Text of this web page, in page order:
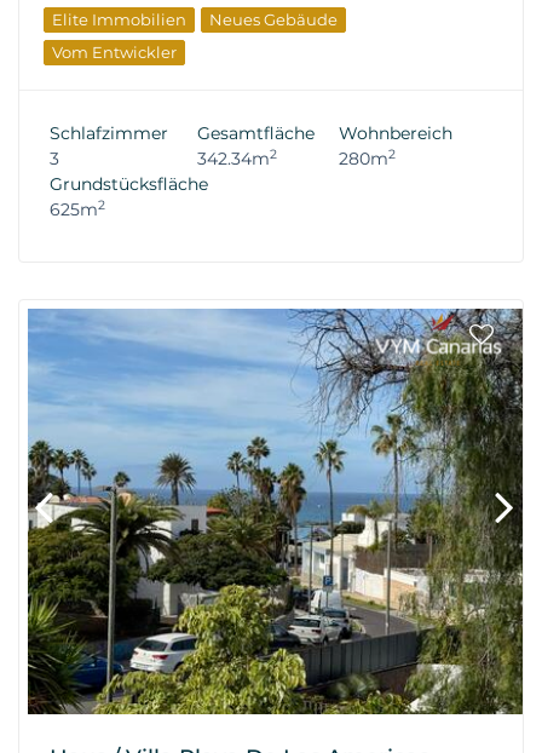
Elite Immobilien
Neues Gebäude
Vom Entwickler
Schlafzimmer
3
Gesamtfläche
342.34m2
Wohnbereich
280m2
Grundstücksfläche
625m2